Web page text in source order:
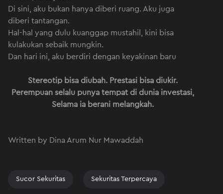
Di sini, aku bukan hanya diberi ruang. Aku juga
diberi tantangan.
Hal-hal yang dulu kuanggap mustahil, kini bisa
kulakukan sebaik mungkin.
Dan hari ini, aku berdiri dengan keyakinan baru
Stereotip bisa diubah. Prestasi bisa diukir.
Perempuan selalu punya tempat di dunia investasi,
Selama ia berani melangkah.
Written by Dina Arum Nur Mawaddah
Sucor Sekuritas Sekuritas Terpercaya